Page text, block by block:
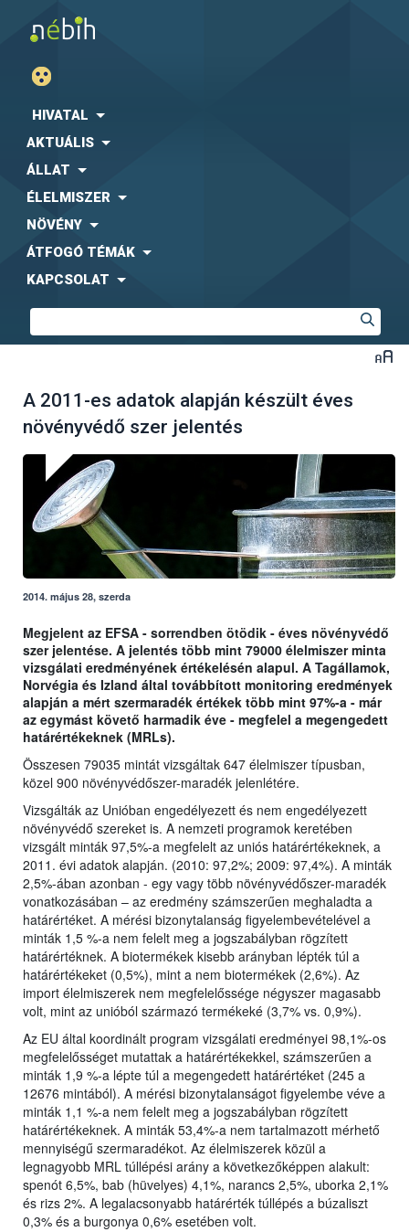
HIVATAL
AKTUÁLIS
ÁLLAT
ÉLELMISZER
NÖVÉNY
ÁTFOGÓ TÉMÁK
KAPCSOLAT
A 2011-es adatok alapján készült éves
növényvédő szer jelentés
2014. május 28, szerda
Megjelent az EFSA - sorrendben ötödik - éves növényvédő
szer jelentése. A jelentés több mint 79000 élelmiszer minta
vizsgálati eredményének értékelésén alapul. A Tagállamok,
Norvégia és Izland által továbbított monitoring eredmények
alapján a mért szermaradék értékek több mint 97%-a - már
az egymást követő harmadik éve - megfelel a megengedett
határértékeknek (MRLs).
Összesen 79035 mintát vizsgáltak 647 élelmiszer típusban,
közel 900 növényvédőszer-maradék jelenlétére.
Vizsgálták az Unióban engedélyezett és nem engedélyezett
növényvédő szereket is. A nemzeti programok keretében
vizsgált minták 97,5%-a megfelelt az uniós határértékeknek, a
2011. évi adatok alapján. (2010: 97,2%; 2009: 97,4%). A minták
2,5%-ában azonban - egy vagy több növényvédőszer-maradék
vonatkozásában – az eredmény számszerűen meghaladta a
határértéket. A mérési bizonytalanság figyelembevételével a
minták 1,5 %-a nem felelt meg a jogszabályban rögzített
határértéknek. A biotermékek kisebb arányban lépték túl a
határértékeket (0,5%), mint a nem biotermékek (2,6%). Az
import élelmiszerek nem megfelelőssége négyszer magasabb
volt, mint az unióból származó termékeké (3,7% vs. 0,9%).
Az EU által koordinált program vizsgálati eredményei 98,1%-os
megfelelősséget mutattak a határértékekkel, számszerűen a
minták 1,9 %-a lépte túl a megengedett határértéket (245 a
12676 mintából). A mérési bizonytalanságot figyelembe véve a
minták 1,1 %-a nem felelt meg a jogszabályban rögzített
határértékeknek. A minták 53,4%-a nem tartalmazott mérhető
mennyiségű szermaradékot. Az élelmiszerek közül a
legnagyobb MRL túllépési arány a következőképpen alakult:
spenót 6,5%, bab (hüvelyes) 4,1%, narancs 2,5%, uborka 2,1%
és rizs 2%. A legalacsonyabb határérték túllépés a búzaliszt
0,3% és a burgonya 0,6% esetében volt.